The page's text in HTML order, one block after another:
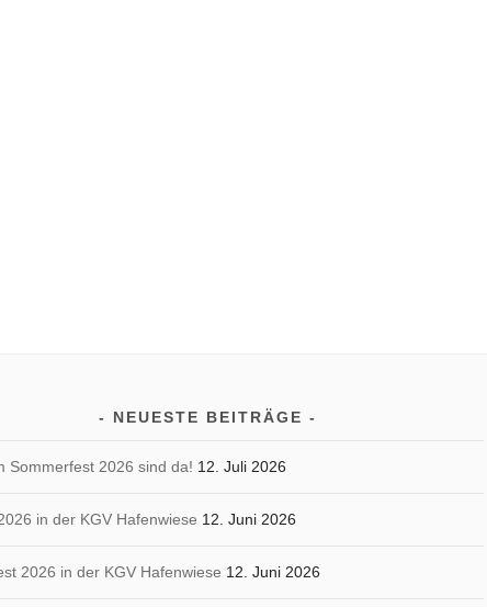
NEUESTE BEITRÄGE
Sommerfest 2026 sind da! 12. Juli 2026
in der KGV Hafenwiese 12. Juni 2026
2026 in der KGV Hafenwiese 12. Juni 2026